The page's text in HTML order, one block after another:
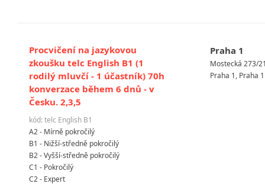
Procvičení na jazykovou
zkoušku telc English B1 (1
rodilý mluvčí - 1 účastník) 70h
konverzace během 6 dnů - v
Česku. 2,3,5
kód: telc English B1
A2 - Mírně pokročilý
B1 - Nižší-středně pokročilý
B2 - Vyšší-středně pokročilý
C1 - Pokročilý
C2 - Expert
Praha 1
Mostecká 273/
Praha 1, Praha 1